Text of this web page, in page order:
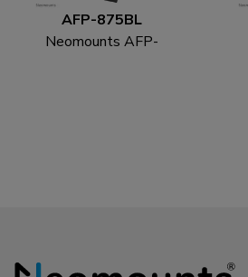
AFP-875BL
Neomounts AFP-